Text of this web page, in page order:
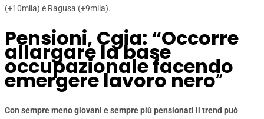
(+10mila) e Ragusa (+9mila).
Pensioni, Cgia: “Occorre
allargare la base
occupazionale facendo
emergere lavoro nero“
Con sempre meno giovani e sempre più pensionati il trend può